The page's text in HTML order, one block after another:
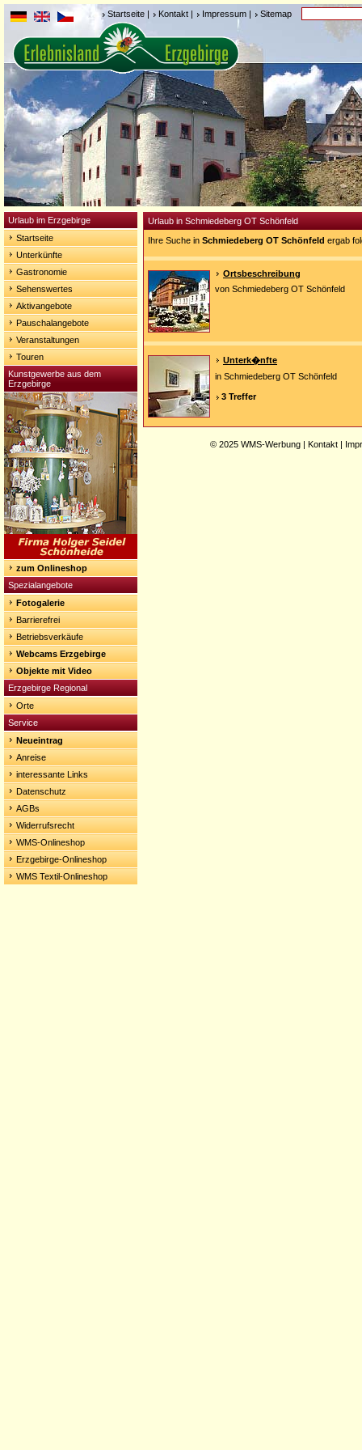
Startseite | Kontakt | Impressum | Sitemap
Urlaub im Erzgebirge
Startseite
Unterkünfte
Gastronomie
Sehenswertes
Aktivangebote
Pauschalangebote
Veranstaltungen
Touren
Kunstgewerbe aus dem
Erzgebirge
zum Onlineshop
Spezialangebote
Fotogalerie
Barrierefrei
Betriebsverkäufe
Webcams Erzgebirge
Objekte mit Video
Erzgebirge Regional
Orte
Service
Neueintrag
Anreise
interessante Links
Datenschutz
AGBs
Widerrufsrecht
WMS-Onlineshop
Erzgebirge-Onlineshop
WMS Textil-Onlineshop
Urlaub in Schmiedeberg OT Schönfeld
Ihre Suche in Schmiedeberg OT Schönfeld ergab
Ortsbeschreibung
von Schmiedeberg OT Schönfeld
Unterk�nfte
in Schmiedeberg OT Schönfeld
3 Treffer
© 2025 WMS-Werbung | Kontakt |